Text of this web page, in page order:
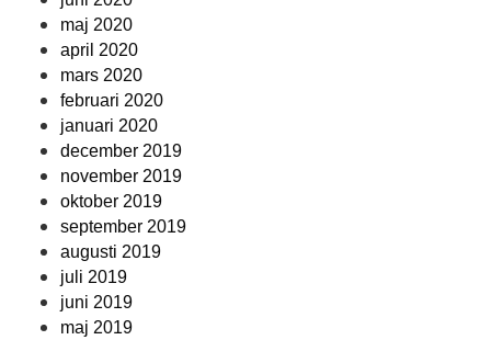
maj 2020
april 2020
mars 2020
februari 2020
januari 2020
december 2019
november 2019
oktober 2019
september 2019
augusti 2019
juli 2019
juni 2019
maj 2019